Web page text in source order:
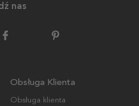
nas
Obsługa Klienta
Obsługa klienta